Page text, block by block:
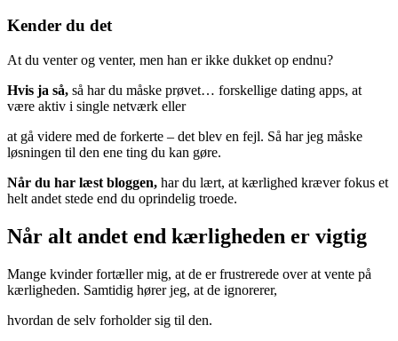
Kender du det
At du venter og venter, men han er ikke dukket op endnu?
Hvis ja så, så har du måske prøvet… forskellige dating apps, at
være aktiv i single netværk eller
at gå videre med de forkerte – det blev en fejl. Så har jeg måske
løsningen til den ene ting du kan gøre.
Når du har læst bloggen, har du lært, at kærlighed kræver fokus et
helt andet stede end du oprindelig troede.
Når alt andet end kærligheden er vigtig
Mange kvinder fortæller mig, at de er frustrerede over at vente på
kærligheden. Samtidig hører jeg, at de ignorerer,
hvordan de selv forholder sig til den.